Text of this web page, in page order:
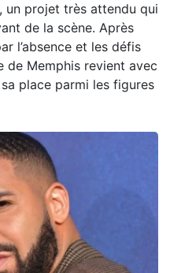
un projet très attendu qui
de la scène. Après
l’absence et les défis
de Memphis revient avec
place parmi les figures